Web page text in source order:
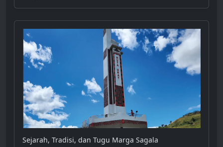
Sejarah, Tradisi, dan Tugu Marga Sagala